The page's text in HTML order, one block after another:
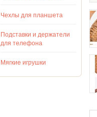
Чехлы для планшета
Подставки и держатели
для телефона
Мягкие игрушки